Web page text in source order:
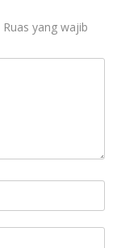
Ruas yang wajib